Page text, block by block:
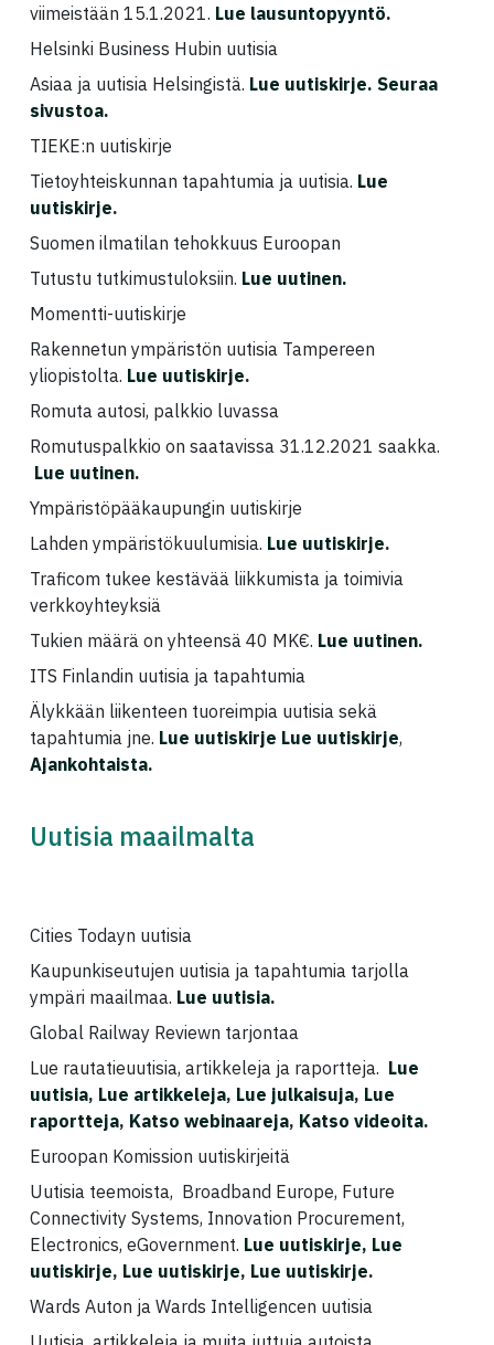
viimeistään 15.1.2021. Lue lausuntopyyntö.
Helsinki Business Hubin uutisia
Asiaa ja uutisia Helsingistä. Lue uutiskirje. Seuraa
sivustoa.
TIEKE:n uutiskirje
Tietoyhteiskunnan tapahtumia ja uutisia. Lue
uutiskirje.
Suomen ilmatilan tehokkuus Euroopan
Tutustu tutkimustuloksiin. Lue uutinen.
Momentti-uutiskirje
Rakennetun ympäristön uutisia Tampereen
yliopistolta. Lue uutiskirje.
Romuta autosi, palkkio luvassa
Romutuspalkkio on saatavissa 31.12.2021 saakka.
Lue uutinen.
Ympäristöpääkaupungin uutiskirje
Lahden ympäristökuulumisia. Lue uutiskirje.
Traficom tukee kestävää liikkumista ja toimivia
verkkoyhteyksiä
Tukien määrä on yhteensä 40 MK€. Lue uutinen.
ITS Finlandin uutisia ja tapahtumia
Älykkään liikenteen tuoreimpia uutisia sekä
tapahtumia jne. Lue uutiskirje Lue uutiskirje,
Ajankohtaista.
Uutisia maailmalta
Cities Todayn uutisia
Kaupunkiseutujen uutisia ja tapahtumia tarjolla
ympäri maailmaa. Lue uutisia.
Global Railway Reviewn tarjontaa
Lue rautatieuutisia, artikkeleja ja raportteja. Lue
uutisia, Lue artikkeleja, Lue julkaisuja, Lue
raportteja, Katso webinaareja, Katso videoita.
Euroopan Komission uutiskirjeitä
Uutisia teemoista, Broadband Europe, Future
Connectivity Systems, Innovation Procurement,
Electronics, eGovernment. Lue uutiskirje, Lue
uutiskirje, Lue uutiskirje, Lue uutiskirje.
Wards Auton ja Wards Intelligencen uutisia